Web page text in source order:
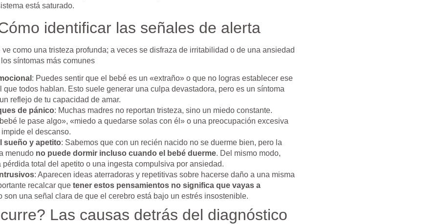
está saturado.
identificar las señales de alerta
como una tristeza profunda; a veces se disfraza de irritabilidad o de una ansiedad
síntomas más comunes
: Puedes sentir que el bebé es un «extraño» o que no logras establecer ese
todos hablan. Esto suele generar una culpa devastadora, pero es un síntoma
reflejo de tu capacidad de amar.
de pánico: Muchas madres no reportan tristeza, sino un miedo constante.
le pase algo», «miedo a quedarse solas con él» o una preocupación excesiva
el descanso.
sueño y apetito: Sabemos que con un recién nacido no se duerme bien, pero la
menudo no puede dormir incluso cuando el bebé duerme. Del mismo modo,
pérdida total del apetito o una ingesta compulsiva por ansiedad.
: Aparecen ideas aterradoras y repetitivas sobre hacerse daño a una misma
recalcar que tener estos pensamientos no significa que vayas a
son una señal clara de que el cerebro está bajo un estrés insostenible.
Las causas detrás del diagnóstico